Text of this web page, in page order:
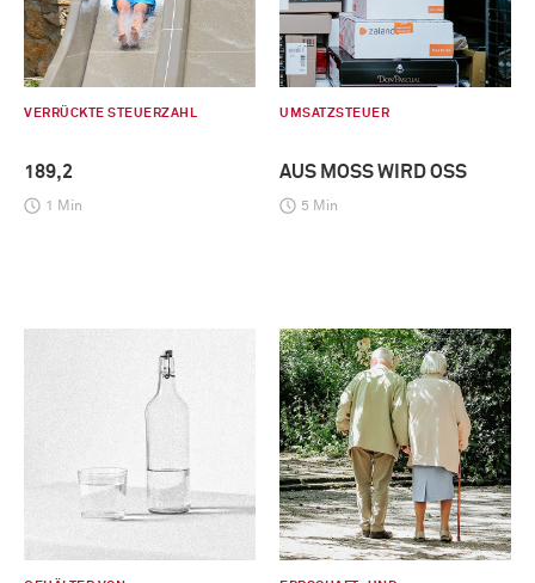
VERRÜCKTE STEUERZAHL
189,2
1 Min
UMSATZSTEUER
AUS MOSS WIRD OSS
5 Min